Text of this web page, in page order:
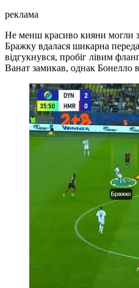
реклама
Не менш красиво кияни могли
Бражку вдалася шикарна
відгукнувся, пробіг лівим
Ванат замикав, однак Бонелло